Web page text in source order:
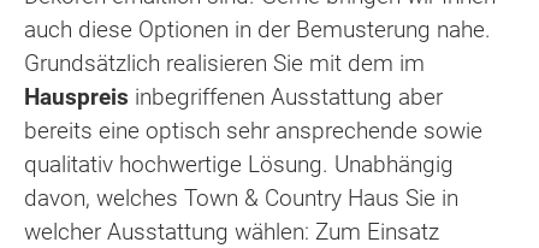
auch diese Optionen in der Bemusterung nahe.
Grundsätzlich realisieren Sie mit dem im
Hauspreis inbegriffenen Ausstattung aber
bereits eine optisch sehr ansprechende sowie
qualitativ hochwertige Lösung. Unabhängig
davon, welches Town & Country Haus Sie in
welcher Ausstattung wählen: Zum Einsatz